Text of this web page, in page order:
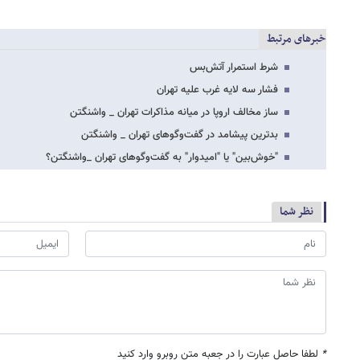
خبرهای مرتبط
شرط استمرار آتش‌بس
فشار سه لایه غرب علیه تهران
ساز مخالف اروپا در میانه مذاکرات تهران _ واشنگتن
بدترین پیشامد در گفت‌وگوهای تهران _ واشنگتن
"خوش‌بین" یا "امیدوار" به گفت‌وگوهای تهران _واشنگتن؟
نظر شما
* لطفا حاصل عبارت را در جعبه متن روبرو وارد کنید